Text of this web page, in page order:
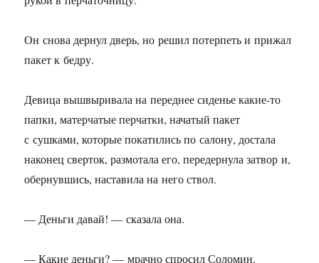
Он снова дернул дверь, но решил потерпеть и прижал
пакет к бедру.
Девица вышвыривала на переднее сиденье какие-то
папки, матерчатые перчатки, начатый пакет
с сушками, которые покатились по салону, достала
наконец сверток, размотала его, передернула затвор и,
обернувшись, наставила на него ствол.
— Деньги давай! — сказала она.
— Какие деньги? — мрачно спросил Соломин.